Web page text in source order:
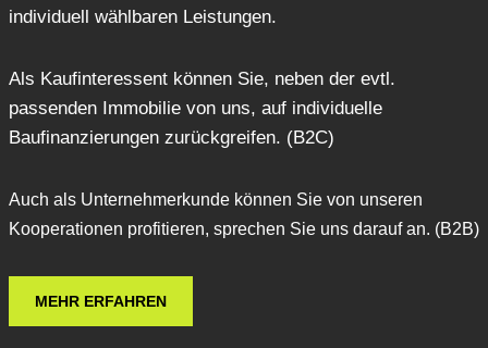
individuell wählbaren Leistungen.
Als Kaufinteressent können Sie, neben der evtl.
passenden Immobilie von uns, auf individuelle
Baufinanzierungen zurückgreifen. (B2C)
Auch als Unternehmerkunde können Sie von unseren
Kooperationen profitieren, sprechen Sie uns darauf an. (B2B)
MEHR ERFAHREN